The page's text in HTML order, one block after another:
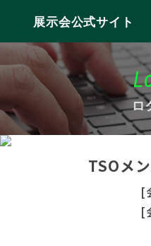
展示会公式サイト
ロ
TSOメ
[
[